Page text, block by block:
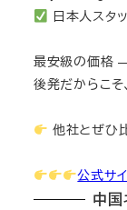
日本人スタ
最安級の価格
後発だからこそ
他社とぜひ
公式サ
中